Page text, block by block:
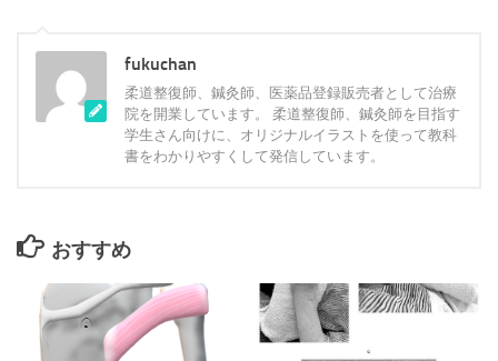
fukuchan
柔道整復師、鍼灸師、医薬品登録販売者として治療
院を開業しています。 柔道整復師、鍼灸師を目指す
学生さん向けに、オリジナルイラストを使って教科
書をわかりやすくして発信しています。
おすすめ